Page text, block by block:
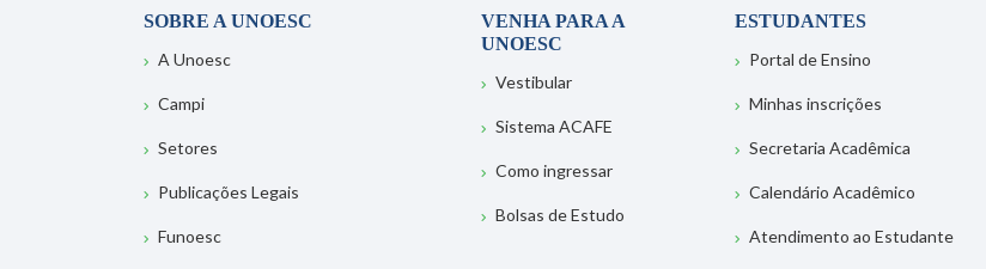
SOBRE A UNOESC
A Unoesc
Campi
Setores
Publicações Legais
Funoesc
VENHA PARA A
UNOESC
Vestibular
Sistema ACAFE
Como ingressar
Bolsas de Estudo
ESTUDANTES
Portal de Ensino
Minhas inscrições
Secretaria Acadêmica
Calendário Acadêmico
Atendimento ao Estudante